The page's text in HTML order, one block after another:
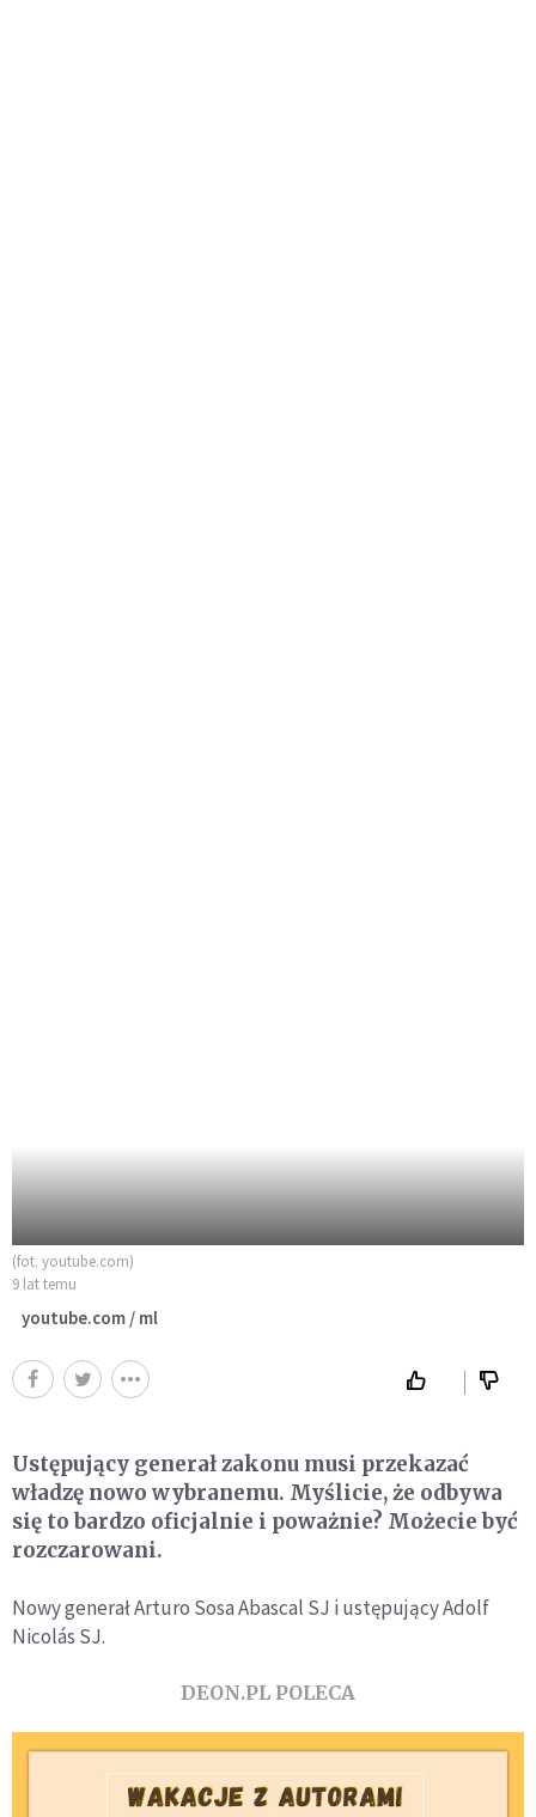
(fot. youtube.com)
9 lat temu
youtube.com / ml
Ustępujący generał zakonu musi przekazać
władzę nowo wybranemu. Myślicie, że odbywa
się to bardzo oficjalnie i poważnie? Możecie być
rozczarowani.
Nowy generał Arturo Sosa Abascal SJ i ustępujący Adolf
Nicolás SJ.
DEON.PL POLECA